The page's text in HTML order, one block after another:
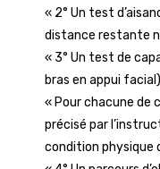
« 2° Un test
distance restante
« 3° Un test de
bras en appui
« Pour chacune de
précisé par
condition physique